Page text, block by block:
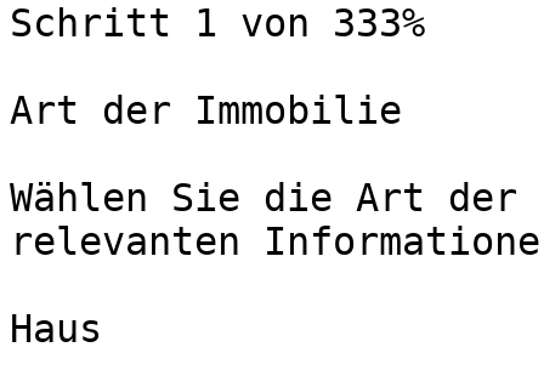
Schritt 1 von 333%
Art der Immobilie
Wählen Sie die Art
relevanten
Haus